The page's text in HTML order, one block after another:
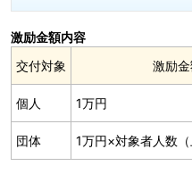
激励金額内容
交付対象
激励
個人 1万円
団体 1万円×対象者人数（